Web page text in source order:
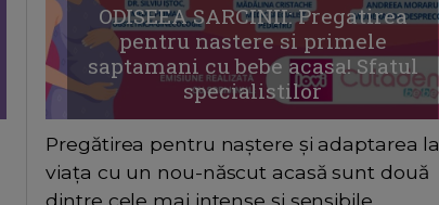
ODISEEA SARCINII: Pregatirea
pentru nastere si primele
saptamani cu bebe acasa! Sfatul
specialistilor
Pregătirea pentru naștere și adaptarea la
viața cu un nou-născut acasă sunt două
dintre cele mai intense și sensibile